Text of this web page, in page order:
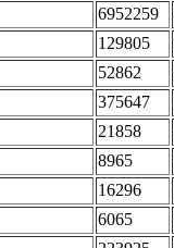
6952259
129805
52862
375647
21858
8965
16296
6065